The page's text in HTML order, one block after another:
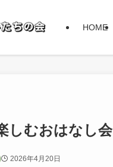
HOME
しむおはなし会
2026年4月20日